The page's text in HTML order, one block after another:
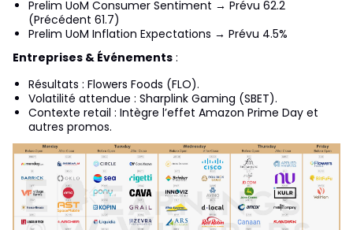
Prelim UoM Consumer Sentiment → Prévu 62.2
(Précédent 61.7)
Prelim UoM Inflation Expectations → Prévu 4.5%
Entreprises & Événements :
Résultats : Flowers Foods (FLO).
Volatilité attendue : Sharplink Gaming (SBET).
Contexte retail : Intègre l’effet Amazon Prime Day et
autres promos.